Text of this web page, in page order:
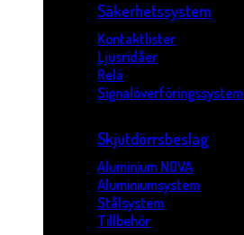
Säkerhetssystem
Kontaktlister
Ljusridåer
Relä
Signalöverföringssystem
Skjutdörrsbeslag
Aluminium NOVA
Aluminiumsystem
Stålsystem
Tillbehör